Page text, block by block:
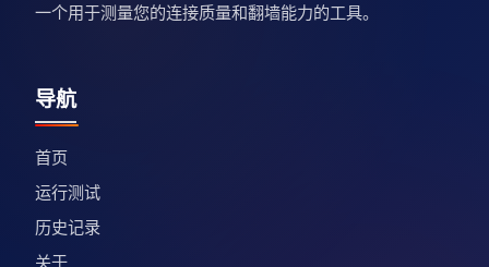
一个用于测量您的连接质量和翻墙能力的工具。
导航
首页
运行测试
历史记录
关于